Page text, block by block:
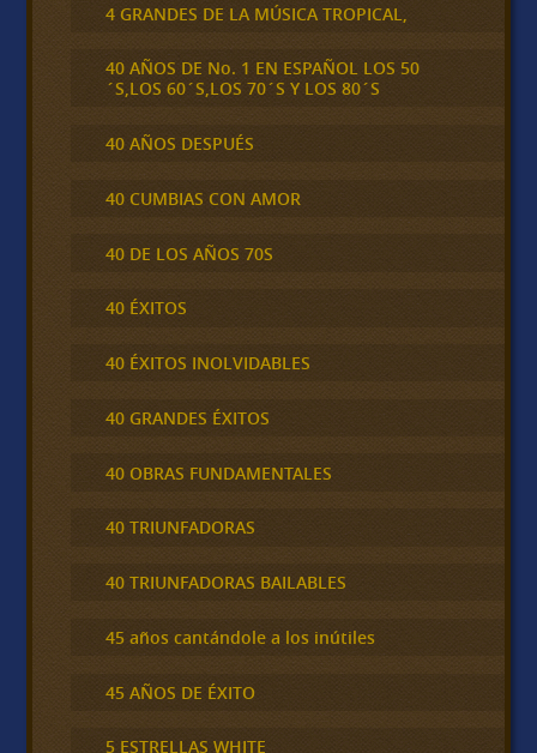
4 GRANDES DE LA MÚSICA TROPICAL,
40 AÑOS DE No. 1 EN ESPAÑOL LOS 50
´S,LOS 60´S,LOS 70´S Y LOS 80´S
40 AÑOS DESPUÉS
40 CUMBIAS CON AMOR
40 DE LOS AÑOS 70S
40 ÉXITOS
40 ÉXITOS INOLVIDABLES
40 GRANDES ÉXITOS
40 OBRAS FUNDAMENTALES
40 TRIUNFADORAS
40 TRIUNFADORAS BAILABLES
45 años cantándole a los inútiles
45 AÑOS DE ÉXITO
5 ESTRELLAS WHITE